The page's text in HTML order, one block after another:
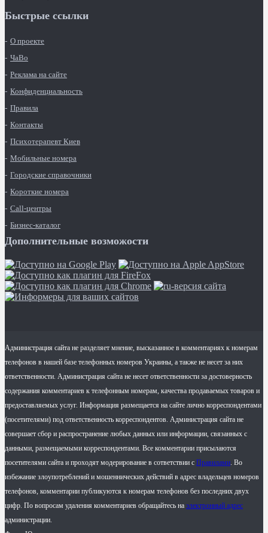
Быстрые ссылки
О проекте
ЧаВо
Реклама на сайте
Конфиденциальность
Правила
Контакты
Психотерапевт Киев
Мобильные номера
Городские справочники
Короткие номера
Call-центры
Бизнес-каталог
Дополнительные возможости
Администрация сайта не разделяет мнение, высказанное в комментариях к номерам
телефонов в нашей базе телефонных номеров Украины, а также не несет за них
ответственности. Администрация сайта не несет ответственности за достоверность
содержания комментариев к телефонным номерам, качества продаваемых товаров и
предоставляемых услуг. Информация размещается на сайте лично корреспондентами
(посетителями) под ответственность корреспондентов. Администрация сайта не
совершает сбор и распространение любых данных или информации, связанных с
данными, размещаемыми корреспондентами. Все комментарии присылаются
посетителями сайта и проходят модерирование в сответствии с Правилами. Во
избежание злоупотреблений и мошеннических действий в адрес владельцев номеров
телефонов, комментарии публикуются к номерам телефонов без последних двух
цифр. По вопросам удаления комментариев обращайтесь на электронный адрес
администрации.